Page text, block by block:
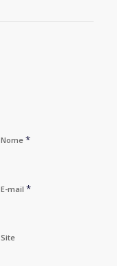
Nome *
E-mail *
Site